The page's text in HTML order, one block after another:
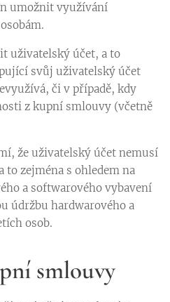
umožnit využívání
uživatelský účet, a to
svůj uživatelský účet
či v případě, kdy
z kupní smlouvy (včetně
že uživatelský účet nemusí
zejména s ohledem na
a softwarového vybavení
údržbu hardwarového a
osob.
smlouvy